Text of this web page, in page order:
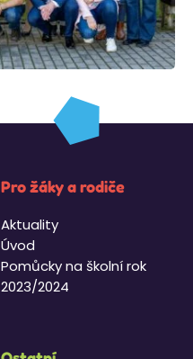
Pro žáky a rodiče
Aktuality
Úvod
Pomůcky na školní rok
2023/2024